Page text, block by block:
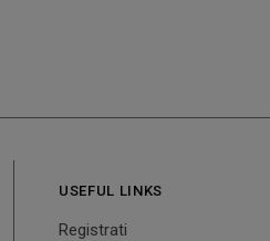
USEFUL LINKS
Registrati